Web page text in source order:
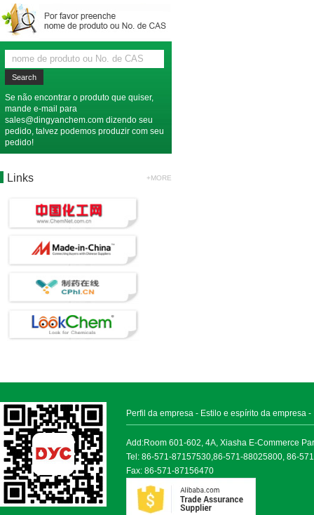
Se não encontrar o produto que quiser,
mande e-mail para
sales@dingyanchem.com dizendo seu
pedido, talvez podemos produzir com seu
pedido!
Links +MORE
Perfil da empresa - Estilo e espírito da empresa -
Add:Room 601-602, 4A, Xiasha E-Commerce
Tel: 86-571-87157530,86-571-88025800, 86-
Fax: 86-571-87156470